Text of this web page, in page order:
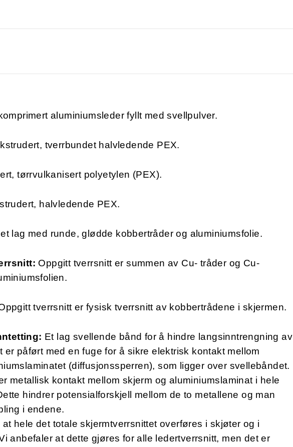
aluminiumsleder fyllt med svellpulver.
tverrbundet halvledende PEX.
tørrvulkanisert polyetylen (PEX).
halvledende PEX.
lag med runde, glødde kobbertråder og aluminiumsfolie.
Oppgitt tverrsnitt er summen av Cu- tråder og Cu-
.
tverrsnitt er fysisk tverrsnitt av kobbertrådene i skjermen.
Et lag svellende bånd for å hindre langsinntrengning av
er påført med en fuge for å sikre elektrisk kontakt mellom
(diffusjonssperren), som ligger over svellebåndet.
metallisk kontakt mellom skjerm og aluminiumslaminat i hele
hindrer potensialforskjell mellom de to metallene og man
i endene.
hele det totale skjermtverrsnittet overføres i skjøter og i
anbefaler at dette gjøres for alle ledertverrsnitt, men det er